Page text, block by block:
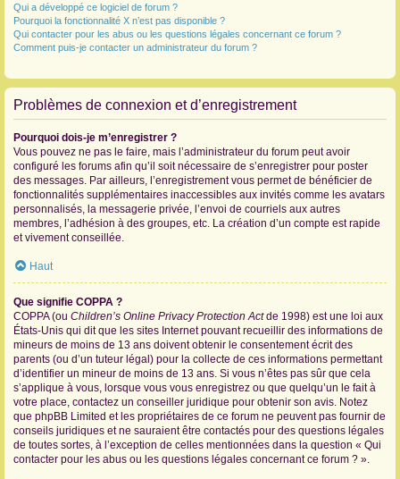
Qui a développé ce logiciel de forum ?
Pourquoi la fonctionnalité X n’est pas disponible ?
Qui contacter pour les abus ou les questions légales concernant ce forum ?
Comment puis-je contacter un administrateur du forum ?
Problèmes de connexion et d’enregistrement
Pourquoi dois-je m’enregistrer ?
Vous pouvez ne pas le faire, mais l’administrateur du forum peut avoir
configuré les forums afin qu’il soit nécessaire de s’enregistrer pour poster
des messages. Par ailleurs, l’enregistrement vous permet de bénéficier de
fonctionnalités supplémentaires inaccessibles aux invités comme les avatars
personnalisés, la messagerie privée, l’envoi de courriels aux autres
membres, l’adhésion à des groupes, etc. La création d’un compte est rapide
et vivement conseillée.
Haut
Que signifie COPPA ?
COPPA (ou Children’s Online Privacy Protection Actde 1998) est une loi aux
États-Unis qui dit que les sites Internet pouvant recueillir des informations de
mineurs de moins de 13 ans doivent obtenir le consentement écrit des
parents (ou d’un tuteur légal) pour la collecte de ces informations permettant
d’identifier un mineur de moins de 13 ans. Si vous n’êtes pas sûr que cela
s’applique à vous, lorsque vous vous enregistrez ou que quelqu’un le fait à
votre place, contactez un conseiller juridique pour obtenir son avis. Notez
que phpBB Limited et les propriétaires de ce forum ne peuvent pas fournir de
conseils juridiques et ne sauraient être contactés pour des questions légales
de toutes sortes, à l’exception de celles mentionnées dans la question « Qui
contacter pour les abus ou les questions légales concernant ce forum ? ».